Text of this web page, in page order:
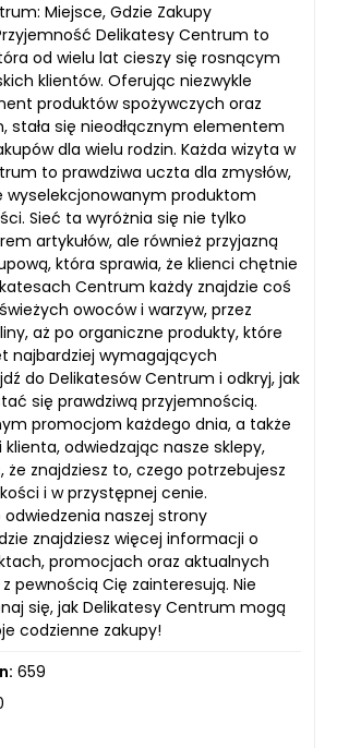
Miejsce, Gdzie Zakupy
Delikatesy Centrum to
od wielu lat cieszy się rosnącym
klientów. Oferując niezwykle
produktów spożywczych oraz
stała się nieodłącznym elementem
dla wielu rodzin. Każda wizyta w
to prawdziwa uczta dla zmysłów,
wyselekcjonowanym produktom
Sieć ta wyróżnia się nie tylko
artykułów, ale również przyjazną
która sprawia, że klienci chętnie
Centrum każdy znajdzie coś
owoców i warzyw, przez
aż po organiczne produkty, które
najbardziej wymagających
do Delikatesów Centrum i odkryj, jak
się prawdziwą przyjemnością.
promocjom każdego dnia, a także
klienta, odwiedzając nasze sklepy,
że znajdziesz to, czego potrzebujesz
i w przystępnej cenie.
naszej strony
znajdziesz więcej informacji o
promocjach oraz aktualnych
pewnością Cię zainteresują. Nie
się, jak Delikatesy Centrum mogą
codzienne zakupy!
659